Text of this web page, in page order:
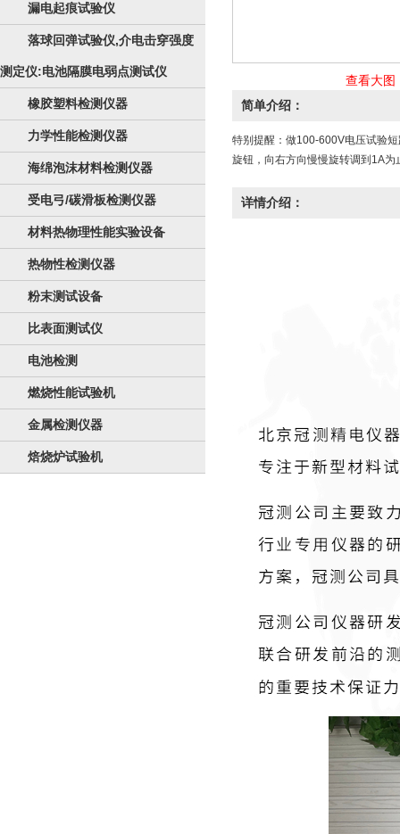
漏电起痕试验仪
落球回弹试验仪,介电击穿强度
测定仪:电池隔膜电弱点测试仪
橡胶塑料检测仪器
力学性能检测仪器
海绵泡沫材料检测仪器
受电弓/碳滑板检测仪器
材料热物理性能实验设备
热物性检测仪器
粉末测试设备
比表面测试仪
电池检测
燃烧性能试验机
金属检测仪器
焙烧炉试验机
查看大图
简单介绍：
特别提醒：做100-600V电压试验
旋钮，向右方向慢慢旋转调到1A为
详情介绍：